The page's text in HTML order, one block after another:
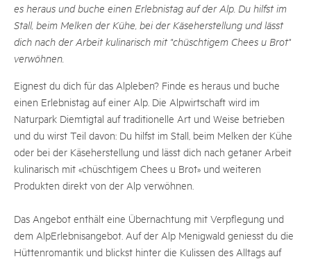
es heraus und buche einen Erlebnistag auf der Alp. Du hilfst im
Stall, beim Melken der Kühe, bei der Käseherstellung und lässt
dich nach der Arbeit kulinarisch mit "chüschtigem Chees u Brot"
verwöhnen.
Eignest du dich für das Alpleben? Finde es heraus und buche
einen Erlebnistag auf einer Alp. Die Alpwirtschaft wird im
Naturpark Diemtigtal auf traditionelle Art und Weise betrieben
und du wirst Teil davon: Du hilfst im Stall, beim Melken der Kühe
oder bei der Käseherstellung und lässt dich nach getaner Arbeit
kulinarisch mit «chüschtigem Chees u Brot» und weiteren
Produkten direkt von der Alp verwöhnen.
Das Angebot enthält eine Übernachtung mit Verpflegung und
dem AlpErlebnisangebot. Auf der Alp Menigwald geniesst du die
Hüttenromantik und blickst hinter die Kulissen des Alltags auf